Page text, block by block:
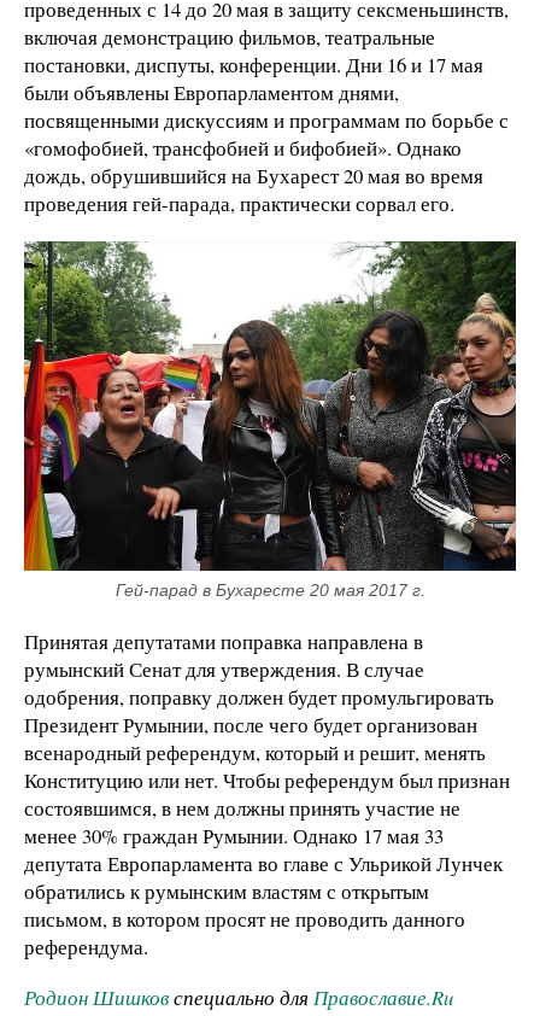
проведенных с 14 до 20 мая в защиту сексменьшинств,
включая демонстрацию фильмов, театральные
постановки, диспуты, конференции. Дни 16 и 17 мая
были объявлены Европарламентом днями,
посвященными дискуссиям и программам по борьбе с
«гомофобией, трансфобией и бифобией». Однако
дождь, обрушившийся на Бухарест 20 мая во время
проведения гей-парада, практически сорвал его.
Гей-парад в Бухаресте 20 мая 2017 г.
Принятая депутатами поправка направлена в
румынский Сенат для утверждения. В случае
одобрения, поправку должен будет промульгировать
Президент Румынии, после чего будет организован
всенародный референдум, который и решит, менять
Конституцию или нет. Чтобы референдум был признан
состоявшимся, в нем должны принять участие не
менее 30% граждан Румынии. Однако 17 мая 33
депутата Европарламента во главе с Ульрикой Лунчек
обратились к румынским властям с открытым
письмом, в котором просят не проводить данного
референдума.
Родион Шишковспециально для Православие.Ru